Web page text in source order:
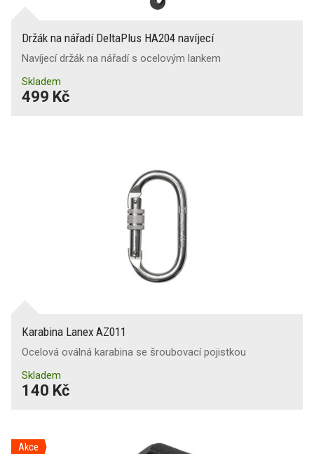
Držák na nářadí DeltaPlus HA204 navíjecí
Navíjecí držák na nářadí s ocelovým lankem
Skladem
499 Kč
Karabina Lanex AZ011
Ocelová oválná karabina se šroubovací pojistkou
Skladem
140 Kč
Akce